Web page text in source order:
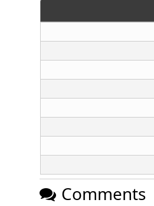
Comments